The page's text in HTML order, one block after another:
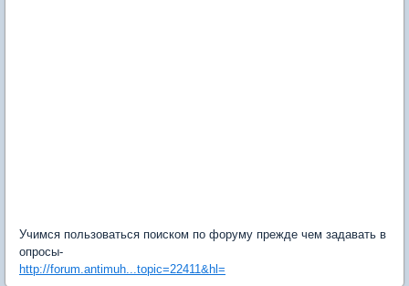
Учимся пользоваться поиском по форуму прежде чем задавать в
опросы-
http://forum.antimuh...topic=22411&hl=